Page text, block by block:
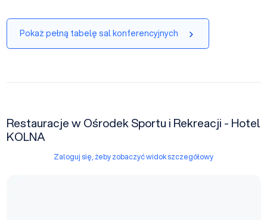
Pokaż pełną tabelę sal konferencyjnych
Restauracje w Ośrodek Sportu i Rekreacji - Hotel
KOLNA
Zaloguj się, żeby zobaczyć widok szczegółowy